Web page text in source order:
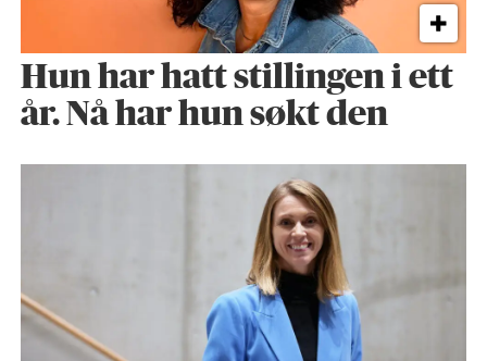
Hun har hatt stillingen i ett
år. Nå har hun søkt den